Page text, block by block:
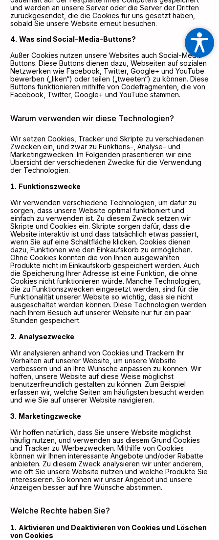
und werden an unsere Server oder die Server der Dritten
zurückgesendet, die die Cookies für uns gesetzt haben,
sobald Sie unsere Website erneut besuchen.
Was sind Social-Media-Buttons?
Außer Cookies nutzen unsere Websites auch Social-Media-
Buttons. Diese Buttons dienen dazu, Webseiten auf sozialen
Netzwerken wie Facebook, Twitter, Google+ und YouTube
bewerben („liken“) oder teilen („tweeten“) zu können. Diese
Buttons funktionieren mithilfe von Codefragmenten, die von
Facebook, Twitter, Google+ und YouTube stammen.
Warum verwenden wir diese Technologien?
Wir setzen Cookies, Tracker und Skripte zu verschiedenen
Zwecken ein, und zwar zu Funktions-, Analyse- und
Marketingzwecken. Im Folgenden präsentieren wir eine
Übersicht der verschiedenen Zwecke für die Verwendung
der Technologien.
Funktionszwecke
Wir verwenden verschiedene Technologien, um dafür zu
sorgen, dass unsere Website optimal funktioniert und
einfach zu verwenden ist. Zu diesem Zweck setzen wir
Skripte und Cookies ein. Skripte sorgen dafür, dass die
Website interaktiv ist und dass tatsächlich etwas passiert,
wenn Sie auf eine Schaltfläche klicken. Cookies dienen
dazu, Funktionen wie den Einkaufskorb zu ermöglichen.
Ohne Cookies könnten die von Ihnen ausgewählten
Produkte nicht im Einkaufskorb gespeichert werden. Auch
die Speicherung Ihrer Adresse ist eine Funktion, die ohne
Cookies nicht funktionieren würde. Manche Technologien,
die zu Funktionszwecken eingesetzt werden, sind für die
Funktionalität unserer Website so wichtig, dass sie nicht
ausgeschaltet werden können. Diese Technologien werden
nach Ihrem Besuch auf unserer Website nur für ein paar
Stunden gespeichert.
Analysezwecke
Wir analysieren anhand von Cookies und Trackern Ihr
Verhalten auf unserer Website, um unsere Website
verbessern und an Ihre Wünsche anpassen zu können. Wir
hoffen, unsere Website auf diese Weise möglichst
benutzerfreundlich gestalten zu können. Zum Beispiel
erfassen wir, welche Seiten am häufigsten besucht werden
und wie Sie auf unserer Website navigieren.
Marketingzwecke
Wir hoffen natürlich, dass Sie unsere Website möglichst
häufig nutzen, und verwenden aus diesem Grund Cookies
und Tracker zu Werbezwecken. Mithilfe von Cookies
können wir Ihnen interessante Angebote und/oder Rabatte
anbieten. Zu diesem Zweck analysieren wir unter anderem,
wie oft Sie unsere Website nutzen und welche Produkte Sie
interessieren. So können wir unser Angebot und unsere
Anzeigen besser auf Ihre Wünsche abstimmen.
Welche Rechte haben Sie?
Aktivieren und Deaktivieren von Cookies und Löschen
von Cookies